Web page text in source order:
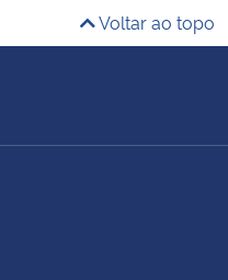
Voltar ao topo